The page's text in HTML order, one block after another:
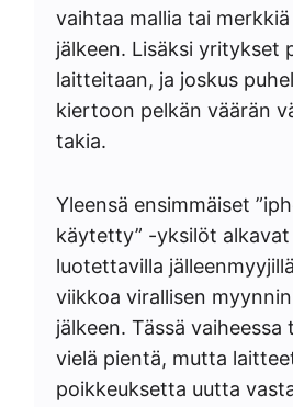
vaihtaa mallia tai
jälkeen. Lisäksi yritykset
laitteitaan, ja joskus
kiertoon pelkän väärän
takia.
Yleensä ensimmäiset
käytetty” -yksilöt alkavat
luotettavilla
viikkoa virallisen
jälkeen. Tässä
vielä pientä, mutta
poikkeuksetta uutta